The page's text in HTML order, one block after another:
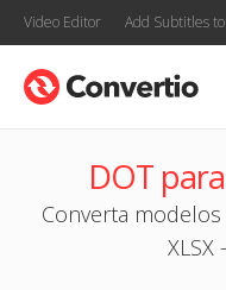
Video Editor Add Subtitles
DOT
Converta